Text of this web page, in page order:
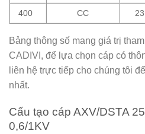
400 CC
Bảng thông số mang giá trị
CADIVI, để lựa chọn cáp có
liên hệ trực tiếp cho chúng tôi
nhất.
Cấu tạo cáp AXV/DSTA
0,6/1KV